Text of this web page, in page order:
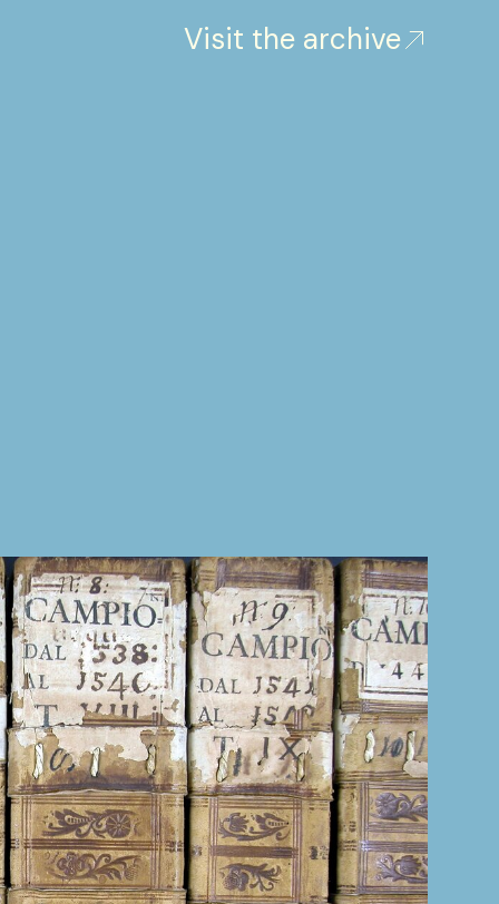
Visit the archive